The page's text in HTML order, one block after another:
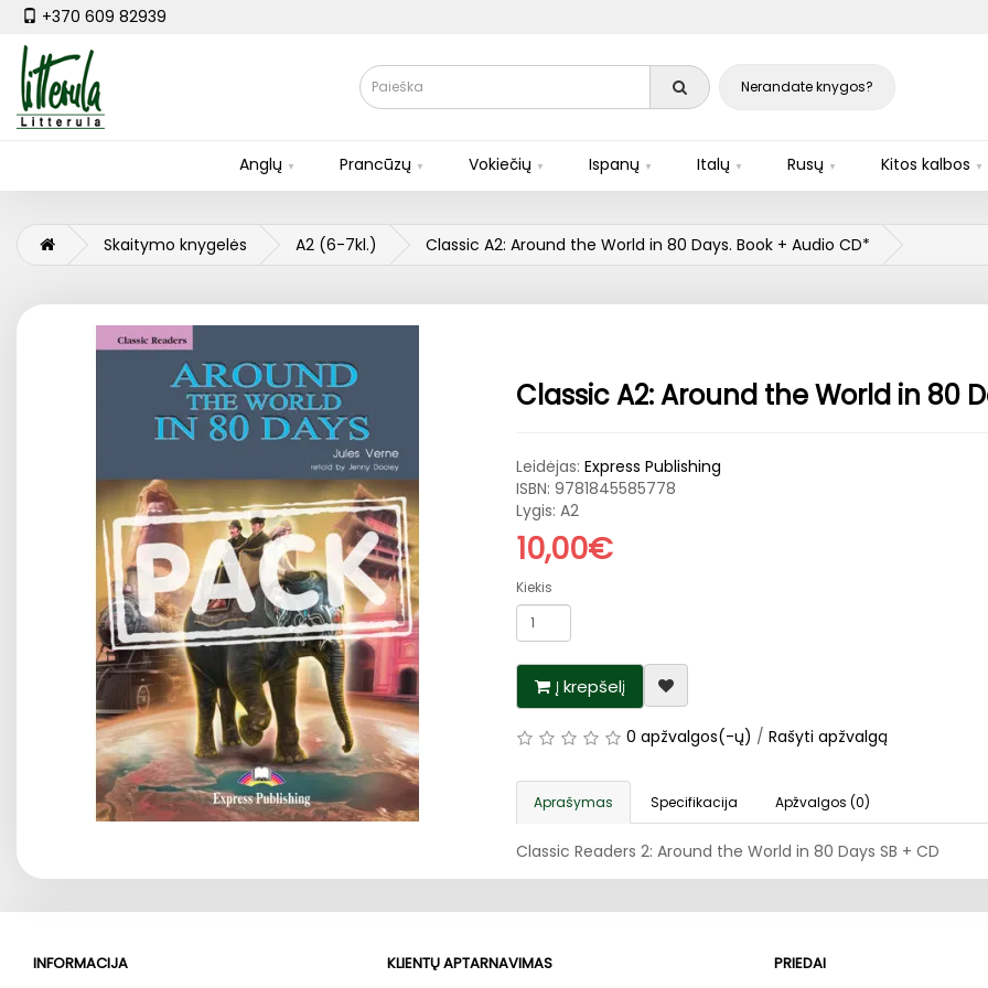
+370 609 82939
Nerandate knygos?
Anglų Prancūzų Vokiečių Ispanų Italų Rusų Kitos kalbos
Skaitymo knygelės A2 (6-7kl.) Classic A2: Around the World in 80 Days. Book + Audio CD*
Classic A2: Around the World in 80
Leidėjas: Express Publishing
ISBN: 9781845585778
Lygis: A2
10,00€
Kiekis
Į krepšelį
0 apžvalgos(-ų) / Rašyti apžvalgą
Aprašymas Specifikacija Apžvalgos (0)
Classic Readers 2: Around the World in 80 Days SB + CD
INFORMACIJA KLIENTŲ APTARNAVIMAS PRIEDAI